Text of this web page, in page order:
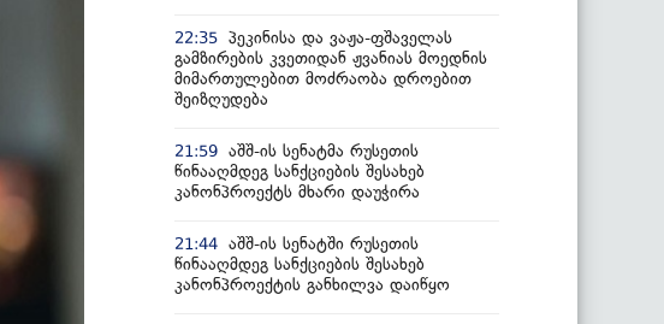
22:35 პეკინისა და ვაჟა-ფშაველას
გამზირების კვეთიდან ჟვანიას მოედნის
მიმართულებით მოძრაობა დროებით
შეიზღუდება
21:59 აშშ-ის სენატმა რუსეთის
წინააღმდეგ სანქციების შესახებ
კანონპროექტს მხარი დაუჭირა
21:44 აშშ-ის სენატში რუსეთის
წინააღმდეგ სანქციების შესახებ
კანონპროექტის განხილვა დაიწყო